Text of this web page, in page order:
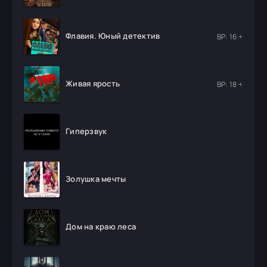
Флавия. Юный детектив ВР: 16 +
Живая ярость ВР: 18 +
Гиперзвук
Золушка мечты
Дом на краю леса